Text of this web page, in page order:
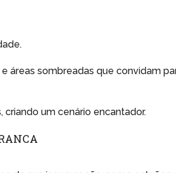
áreas sombreadas que convidam
um cenário encantador.